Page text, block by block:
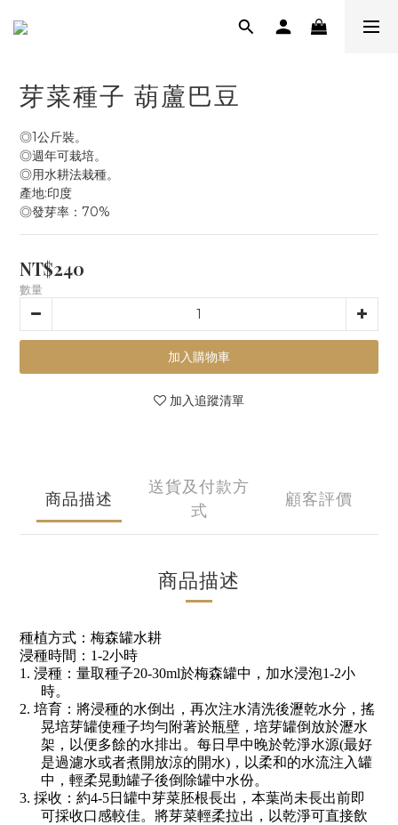
芽菜種子 葫蘆巴豆
◎1公斤裝。
◎週年可栽培。
◎用水耕法栽種。
產地:印度
◎發芽率：70%
NT$240
數量
加入購物車
加入追蹤清單
商品描述
送貨及付款方
式
顧客評價
商品描述
種植方式：梅森罐水耕
浸種時間： 1-2小時
1. 浸種：量取種子20-30ml於梅森罐中，加水浸泡1-2小
時。
2. 培育：將浸種的水倒出， 再次注水清洗後瀝乾水分， 搖
晃培芽罐使種子均勻附著於瓶壁，培芽罐倒放於瀝水
架，以便多餘的水排出。每日早中晚於乾淨水源(最好
是過濾水或者煮開放涼的開水) ，以柔和的水流注 入罐
中，輕柔晃動罐子後倒 除罐中水份。
3. 採收：約4-5日罐中芽菜胚根長出，本葉尚未長出前即
可採收口感較佳。將芽菜輕柔拉出，以乾淨可直接飲